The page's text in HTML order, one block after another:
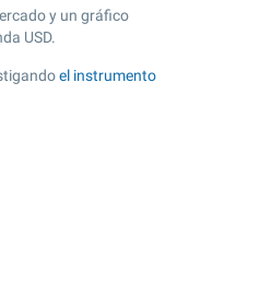
y un gráfico
USD.
el instrumento